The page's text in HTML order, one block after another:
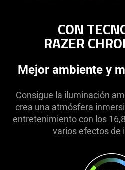
CON
RAZER
Mejor ambiente y
Consigue la iluminación
crea una atmósfera
entretenimiento con los
varios efectos de